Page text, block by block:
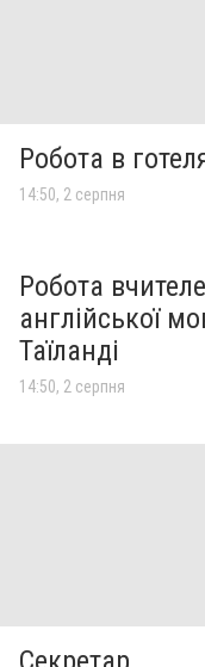
Робота в
14:50, 2 серпня
Робота
англійської
Таїланді
14:50, 2 серпня